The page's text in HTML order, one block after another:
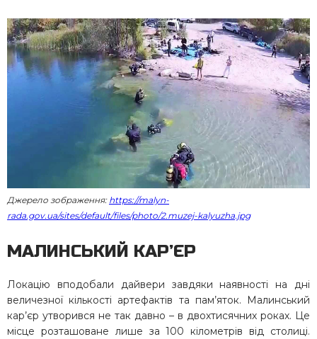
Джерело зображення: https://malyn-
rada.gov.ua/sites/default/files/photo/2.muzej-kalyuzha.jpg
МАЛИНСЬКИЙ КАР’ЄР
Локацію вподобали дайвери завдяки наявності на дні
величезної кількості артефактів та пам’яток. Малинський
кар’єр утворився не так давно – в двохтисячних роках. Це
місце розташоване лише за 100 кілометрів від столиці.